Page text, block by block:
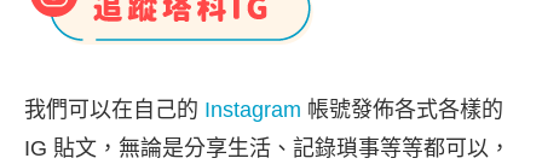
我們可以在自己的 Instagram 帳號發佈各式各樣的
IG 貼文，無論是分享生活、記錄瑣事等等都可以，